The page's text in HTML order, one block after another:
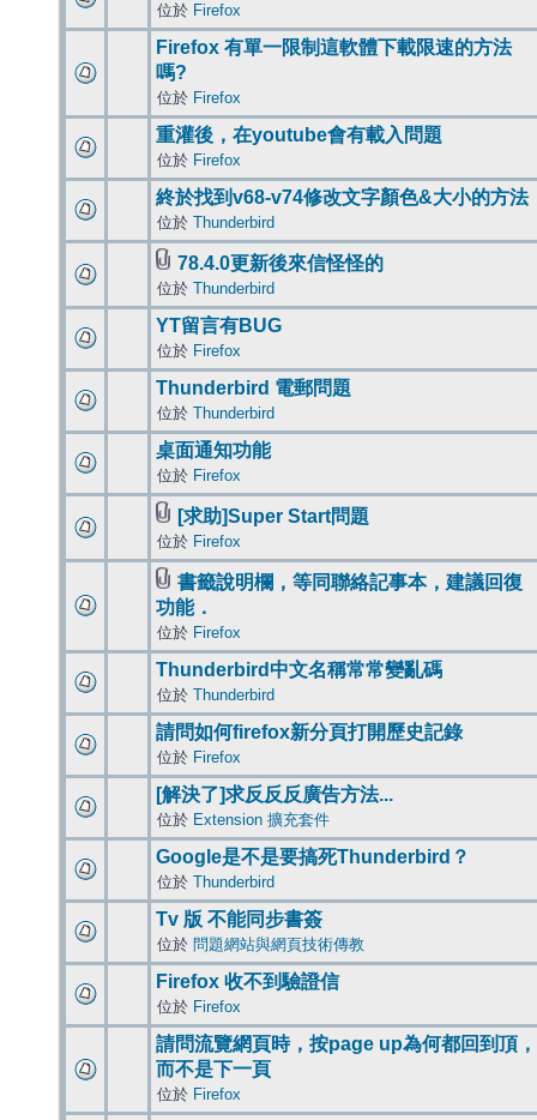
位於 Firefox
Firefox 有單一限制這軟體下載限速的方法
嗎?
位於 Firefox
重灌後，在youtube會有載入問題
位於 Firefox
終於找到v68-v74修改文字顏色&大小的方法
位於 Thunderbird
78.4.0更新後來信怪怪的
位於 Thunderbird
YT留言有BUG
位於 Firefox
Thunderbird 電郵問題
位於 Thunderbird
桌面通知功能
位於 Firefox
[求助]Super Start問題
位於 Firefox
書籤說明欄，等同聯絡記事本，建議回復
功能．
位於 Firefox
Thunderbird中文名稱常常變亂碼
位於 Thunderbird
請問如何firefox新分頁打開歷史記錄
位於 Firefox
[解決了]求反反反廣告方法...
位於 Extension 擴充套件
Google是不是要搞死Thunderbird？
位於 Thunderbird
Tv 版 不能同步書簽
位於 問題網站與網頁技術傳教
Firefox 收不到驗證信
位於 Firefox
請問流覽網頁時，按page up為何都回到頂，
而不是下一頁
位於 Firefox